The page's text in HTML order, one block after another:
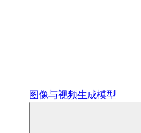
图像与视频生成模型